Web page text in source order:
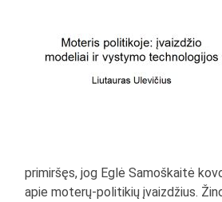
primiršęs, jog Eglė Samoškaitė
apie moterų-politikių įvaizdžius.